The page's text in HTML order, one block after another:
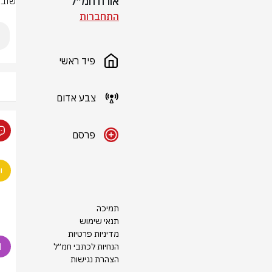
התחברות
פיד ראשי
צבע אדום
פרסם
תמיכה
תנאי שימוש
מדיניות פרטיות
הנחיות לכתבי חמ״ל
הצהרת נגישות